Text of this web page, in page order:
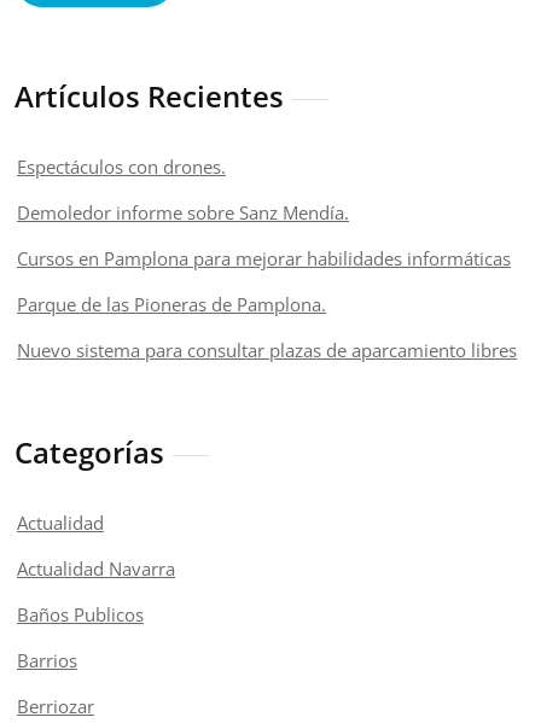
Artículos Recientes
Espectáculos con drones.
Demoledor informe sobre Sanz Mendía.
Cursos en Pamplona para mejorar habilidades informáticas
Parque de las Pioneras de Pamplona.
Nuevo sistema para consultar plazas de aparcamiento libres
Categorías
Actualidad
Actualidad Navarra
Baños Publicos
Barrios
Berriozar